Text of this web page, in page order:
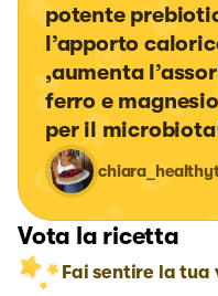
potente
l’apporto
,aumenta
ferro e
per il
Vota la ricetta
Fai sentire la tua